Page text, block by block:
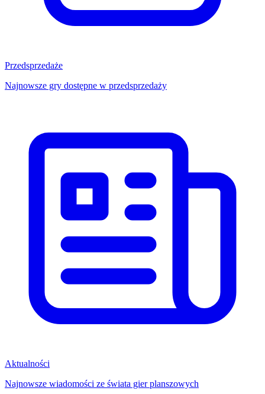
Przedsprzedaże
Najnowsze gry dostępne w przedsprzedaży
Aktualności
Najnowsze wiadomości ze świata gier planszowych